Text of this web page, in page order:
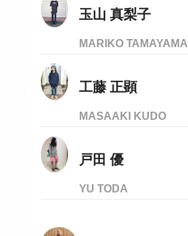
玉山 真梨子
MARIKO TAMAYAMA
工藤 正顕
MASAAKI KUDO
戸田 優
YU TODA